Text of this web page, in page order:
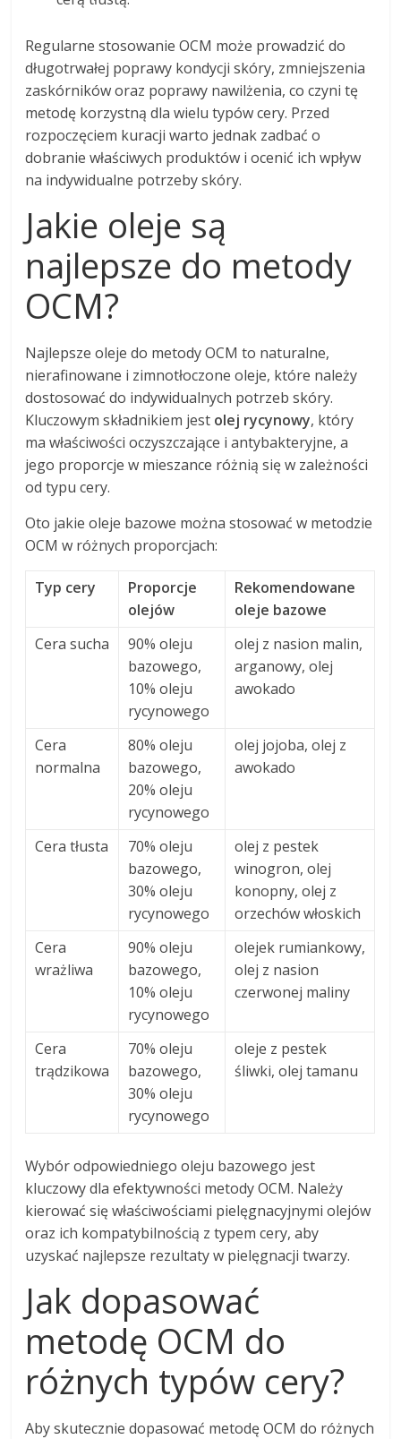
Regularne stosowanie OCM może prowadzić do
długotrwałej poprawy kondycji skóry, zmniejszenia
zaskórników oraz poprawy nawilżenia, co czyni tę
metodę korzystną dla wielu typów cery. Przed
rozpoczęciem kuracji warto jednak zadbać o
dobranie właściwych produktów i ocenić ich wpływ
na indywidualne potrzeby skóry.
Jakie oleje są
najlepsze do metody
OCM?
Najlepsze oleje do metody OCM to naturalne,
nierafinowane i zimnotłoczone oleje, które należy
dostosować do indywidualnych potrzeb skóry.
Kluczowym składnikiem jest olej rycynowy, który
ma właściwości oczyszczające i antybakteryjne, a
jego proporcje w mieszance różnią się w zależności
od typu cery.
Oto jakie oleje bazowe można stosować w metodzie
OCM w różnych proporcjach:
Typ cery
Proporcje
olejów
Rekomendowane
oleje bazowe
Cera sucha
90% oleju
bazowego,
10% oleju
rycynowego
olej z nasion malin,
arganowy, olej
awokado
Cera
normalna
80% oleju
bazowego,
20% oleju
rycynowego
olej jojoba, olej z
awokado
Cera tłusta
70% oleju
bazowego,
30% oleju
rycynowego
olej z pestek
winogron, olej
konopny, olej z
orzechów włoskich
Cera
wrażliwa
90% oleju
bazowego,
10% oleju
rycynowego
olejek rumiankowy,
olej z nasion
czerwonej maliny
Cera
trądzikowa
70% oleju
bazowego,
30% oleju
rycynowego
oleje z pestek
śliwki, olej tamanu
Wybór odpowiedniego oleju bazowego jest
kluczowy dla efektywności metody OCM. Należy
kierować się właściwościami pielęgnacyjnymi olejów
oraz ich kompatybilnością z typem cery, aby
uzyskać najlepsze rezultaty w pielęgnacji twarzy.
Jak dopasować
metodę OCM do
różnych typów cery?
Aby skutecznie dopasować metodę OCM do różnych